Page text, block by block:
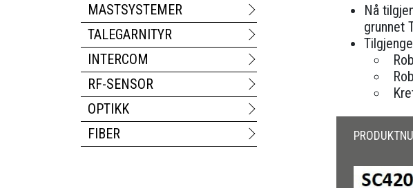
MASTSYSTEMER
TALEGARNITYR
INTERCOM
RF-SENSOR
OPTIKK
FIBER
Nå
grunnet